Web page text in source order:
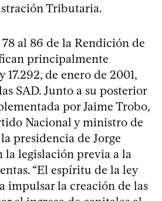
Tributaria.
al 86 de la Rendición de
principalmente
17.292, de enero de 2001,
SAD. Junto a su posterior
por Jaime Trobo,
Nacional y ministro de
presidencia de Jorge
la legislación previa a la
“El espíritu de la ley
impulsar la creación de las